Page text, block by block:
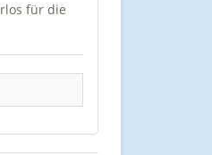
für die